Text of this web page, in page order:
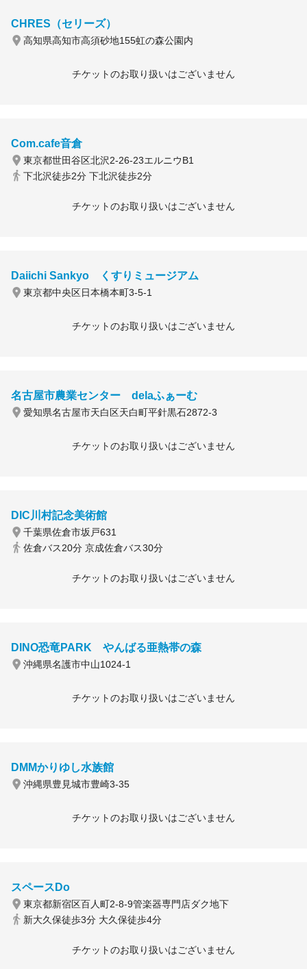
CHRES（セリーズ）
高知県高知市高須砂地155虹の森公園内
チケットのお取り扱いはございません
Com.cafe音倉
東京都世田谷区北沢2-26-23エルニウB1
下北沢徒歩2分 下北沢徒歩2分
チケットのお取り扱いはございません
Daiichi Sankyo くすりミュージアム
東京都中央区日本橋本町3-5-1
チケットのお取り扱いはございません
名古屋市農業センター delaふぁーむ
愛知県名古屋市天白区天白町平針黒石2872-3
チケットのお取り扱いはございません
DIC川村記念美術館
千葉県佐倉市坂戸631
佐倉バス20分 京成佐倉バス30分
チケットのお取り扱いはございません
DINO恐竜PARK やんばる亜熱帯の森
沖縄県名護市中山1024-1
チケットのお取り扱いはございません
DMMかりゆし水族館
沖縄県豊見城市豊崎3-35
チケットのお取り扱いはございません
スペースDo
東京都新宿区百人町2-8-9管楽器専門店ダク地下
新大久保徒歩3分 大久保徒歩4分
チケットのお取り扱いはございません